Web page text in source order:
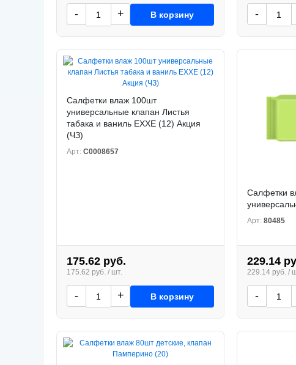
- + В корзину -
Салфетки влаж 100шт
универсальные клапан Листья
табака и ваниль EXXE (12) Акция
(ЧЗ)
Арт: С0008657
175.62 руб.
175.62 руб. / шт.
- + В корзину
Салфетки
Арт: 80485
229.14
229.14 руб. /
-